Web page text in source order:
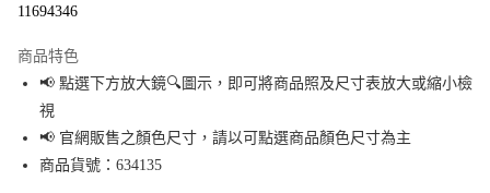
Apple Pay
街口支付
悠遊付
11694346
商品特色
📢 點選下方放大鏡🔍圖示，即可將商品照及尺寸表放大或縮小檢
視
📢 官網販售之顏色尺寸，請以可點選商品顏色尺寸為主
商品貨號：634135